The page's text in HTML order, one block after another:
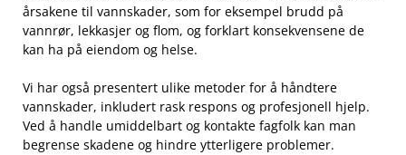
årsakene til vannskader, som for eksempel ⁢brudd på
vannrør, lekkasjer og flom, og‍ forklart konsekvensene de
kan ha ⁣på eiendom og helse.
Vi har også presentert ulike metoder for å håndtere
vannskader, inkludert rask respons‍ og profesjonell hjelp.
Ved å handle umiddelbart og kontakte fagfolk ‌kan man
begrense skadene⁢ og hindre ytterligere problemer.